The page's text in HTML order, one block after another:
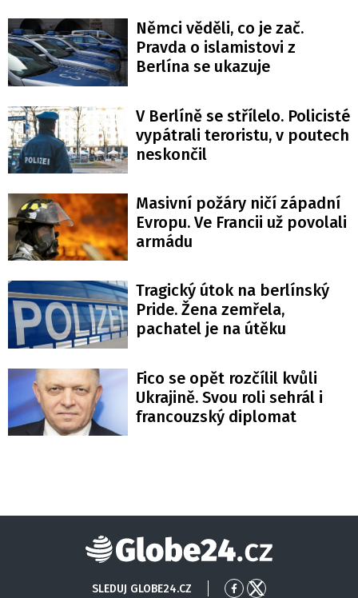
Němci věděli, co je zač.
Pravda o islamistovi z
Berlína se ukazuje
V Berlíně se střílelo. Policisté
vypátrali teroristu, v poutech
neskončil
Masivní požáry ničí západní
Evropu. Ve Francii už povolali
armádu
Tragický útok na berlínský
Pride. Žena zemřela,
pachatel je na útěku
Fico se opět rozčílil kvůli
Ukrajině. Svou roli sehrál i
francouzský diplomat
Globe24
SLEDUJ GLOBE24.CZ PřejítPřejít